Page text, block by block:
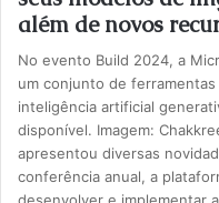
além de novos
No evento Build 2024, a
um conjunto de
inteligência artificial
disponível. Imagem:
apresentou diversas
conferência anual, a